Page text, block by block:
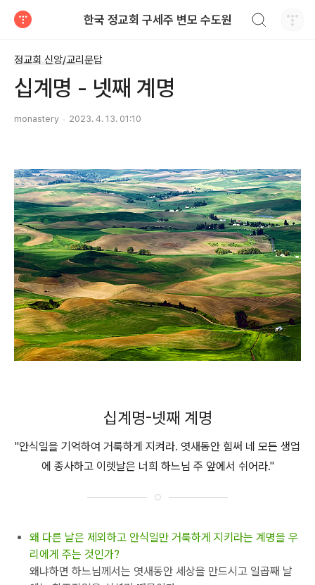
한국 정교회 구세주 변모 수도원
정교회 신앙/교리문답
십계명 - 넷째 계명
monastery 2023. 4. 13. 01:10
십계명-넷째 계명
"안식일을 기억하여 거룩하게 지켜라. 엿새동안 힘써 네 모든 생업
에 종사하고 이렛날은 너희 하느님 주 앞에서 쉬어라."
왜 다른 날은 제외하고 안식일만 거룩하게 지키라는 계명을 우
리에게 주는 것인가?
왜냐하면 하느님께서는 엿새동안 세상을 만드시고 일곱째 날